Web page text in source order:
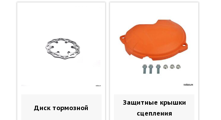
Диск тормозной
Защитные крышки
сцепления